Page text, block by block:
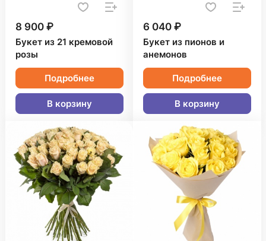
8 900 ₽
Букет из 21 кремовой
розы
Подробнее
В корзину
6 040 ₽
Букет из пионов и
анемонов
Подробнее
В корзину